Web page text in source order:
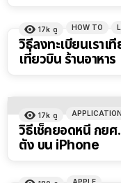
17k ดู HOW TO
วิธีลงทะเบียนเรา
เที่ยวบิน ร้านอาหาร
17k ดู APPLICATION
วิธีเช็คยอดหนี้ กยศ
ตัง บน iPhone